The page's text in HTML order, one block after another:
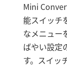
Mini
能スイッチ
なメニュー
ばやい設定
す。スイッ